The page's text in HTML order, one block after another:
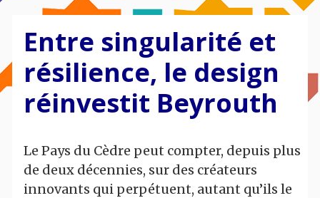
Entre singularité et
résilience, le design
réinvestit Beyrouth
Le Pays du Cèdre peut compter, depuis plus
de deux décennies, sur des créateurs
innovants qui perpétuent, autant qu’ils le